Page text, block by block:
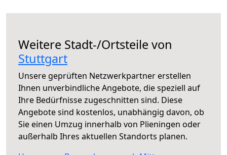
Weitere Stadt-/Ortsteile von
Stuttgart
Unsere geprüften Netzwerkpartner erstellen
Ihnen unverbindliche Angebote, die speziell auf
Ihre Bedürfnisse zugeschnitten sind. Diese
Angebote sind kostenlos, unabhängig davon, ob
Sie einen Umzug innerhalb von Plieningen oder
außerhalb Ihres aktuellen Standorts planen.